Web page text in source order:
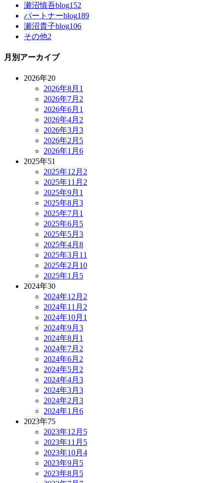
瀬沼慎吾blog152
パートナーblog189
瀬沼貴子blog106
その他2
月別アーカイブ
2026年20
2026年8月 1
2026年7月 2
2026年6月 1
2026年4月 2
2026年3月 3
2026年2月 5
2026年1月 6
2025年51
2025年12月 2
2025年11月 2
2025年9月 1
2025年8月 3
2025年7月 1
2025年6月 5
2025年5月 3
2025年4月 8
2025年3月 11
2025年2月 10
2025年1月 5
2024年30
2024年12月 2
2024年11月 2
2024年10月 1
2024年9月 3
2024年8月 1
2024年7月 2
2024年6月 2
2024年5月 2
2024年4月 3
2024年3月 3
2024年2月 3
2024年1月 6
2023年75
2023年12月 5
2023年11月 5
2023年10月 4
2023年9月 5
2023年8月 5